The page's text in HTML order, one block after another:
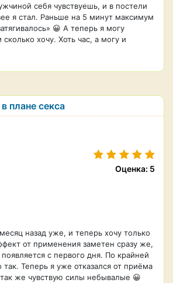
себя чувствуешь, и в постели
я стал. Раньше на 5 минут максимум
😀 А теперь я могу
сколько хочу. Хоть час, а могу и
плане секса
Оценка: 5
назад уже, и теперь хочу только
от применения заметен сразу же,
с первого дня. По крайней
Теперь я уже отказался от приёма
же чувствую силы небывалые 😀